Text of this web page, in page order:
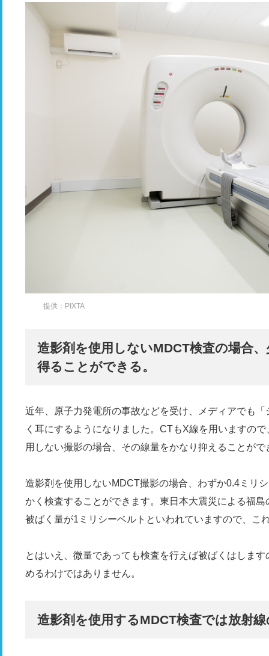
提供：PIXTA
造影剤を使用しないMDCT検査の場合
得ることができる。
近年、原子力発電所の事故などを受け、メディアでも
く耳にするようになりました。CTもX線を用いますの
用しない撮影の場合、その線量をかなり抑えることがで
造影剤を使用しないMDCT撮影の場合、わずか0.4ミリ
かく検査することができます。東日本大震災による福
被ばく量が1ミリシーベルトといわれていますので、こ
とはいえ、微量であっても検査を行えば被ばくはしま
めるわけではありません。
造影剤を使用するMDCT検査では放射